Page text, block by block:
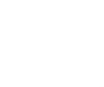
Patka pro sloupek
sloupek připevnit k
Patka má čtyři